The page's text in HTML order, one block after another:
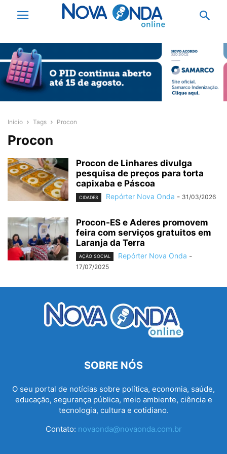
Início Tags Procon
Procon
Procon de Linhares divulga
pesquisa de preços para torta
capixaba e Páscoa
CIDADES Repórter Nova Onda - 31/03/2026
Procon-ES e Aderes promovem
feira com serviços gratuitos em
Laranja da Terra
AÇÃO SOCIAL Repórter Nova Onda -
17/07/2025
SOBRE NÓS
O seu portal de notícias sobre política, economia, saúde,
educação, segurança pública, meio ambiente, ciência e
tecnologia, cultura e cotidiano.
Contato: novaonda@novaonda.com.br